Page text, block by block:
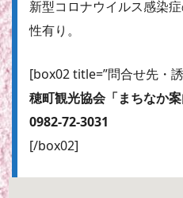
新型コロナウイルス感染
性有り。
[box02 title=”問合せ先・
穂町観光協会「まちなか案
0982-72-3031
[/box02]